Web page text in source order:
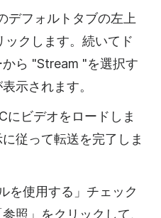
デフォルトタブの左上
クします。続いてド
ら "Stream "を選択す
示されます。
にビデオをロードしま
従って転送を完了しま
を使用する」チェック
照」をクリックして、